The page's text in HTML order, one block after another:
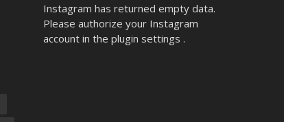
Instagram has returned empty data.
Please authorize your Instagram
account in the plugin settings .